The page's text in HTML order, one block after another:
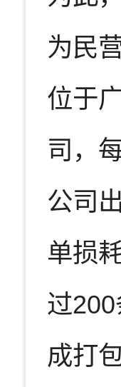
为民
位于
司，
公司
单损
过
成打